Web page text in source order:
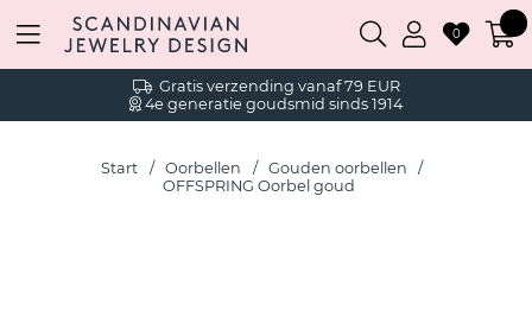
Gratis verzending vanaf 79 EUR
4e generatie goudsmid sinds 1914
0
Start Oorbellen
Gouden oorbellen
OFFSPRING Oorbel goud